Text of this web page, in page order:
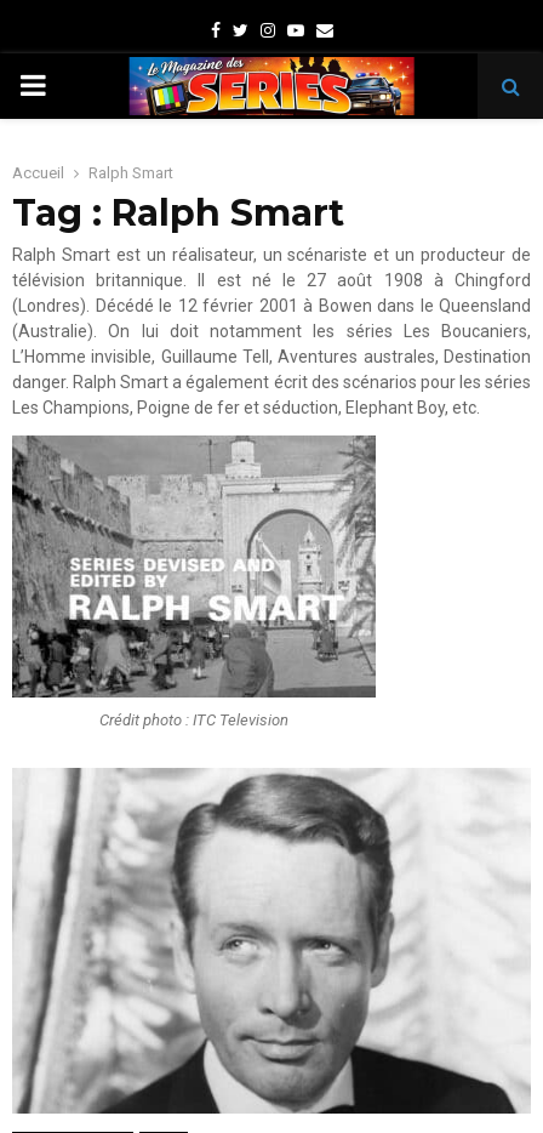
Facebook
TwitterInstagram
Youtube
Email
PRIMARY
Accueil Ralph Smart
Tag : Ralph Smart
Ralph Smart est un réalisateur, un scénariste et un producteur de
télévision britannique. Il est né le 27 août 1908 à Chingford
(Londres). Décédé le 12 février 2001 à Bowen dans le Queensland
(Australie). On lui doit notamment les séries Les Boucaniers,
L’Homme invisible, Guillaume Tell, Aventures australes, Destination
danger. Ralph Smart a également écrit des scénarios pour les séries
Les Champions, Poigne de fer et séduction, Elephant Boy, etc.
Crédit photo : ITC Television